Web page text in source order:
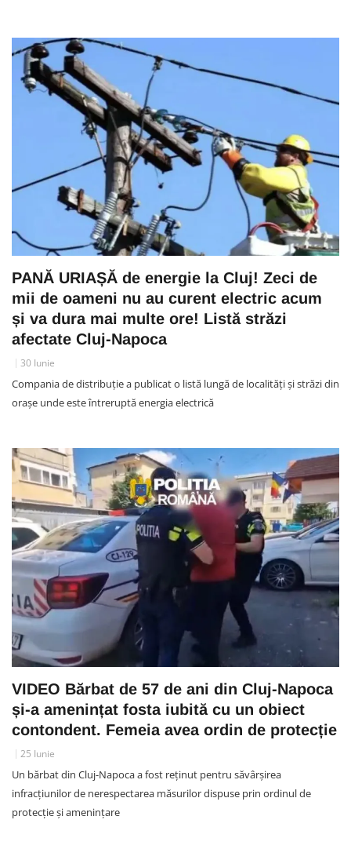
PANĂ URIAȘĂ de energie la Cluj! Zeci de
mii de oameni nu au curent electric acum
și va dura mai multe ore! Listă străzi
afectate Cluj-Napoca
30 Iunie
Compania de distribuție a publicat o listă lungă de localități și străzi din
orașe unde este întreruptă energia electrică
VIDEO Bărbat de 57 de ani din Cluj-Napoca
și-a amenințat fosta iubită cu un obiect
contondent. Femeia avea ordin de protecție
25 Iunie
Un bărbat din Cluj-Napoca a fost reținut pentru săvârșirea
infracțiunilor de nerespectarea măsurilor dispuse prin ordinul de
protecție și amenințare